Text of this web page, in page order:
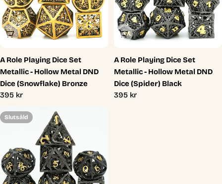
Slutsåld
A Role Playing Dice Set
Metallic - Hollow Metal DND
Dice (Snowflake) Bronze
Ordinarie
395 kr
Slutsåld
A Role Playing Dice Set
Metallic - Hollow Metal DND
Dice (Spider) Black
Ordinarie
395 kr
Slutsåld